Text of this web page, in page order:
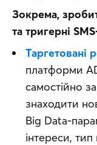
Зокрема,
та тригерні
Таргетовані
платформи
самостійно
знаходити
Big Data-
інтереси,